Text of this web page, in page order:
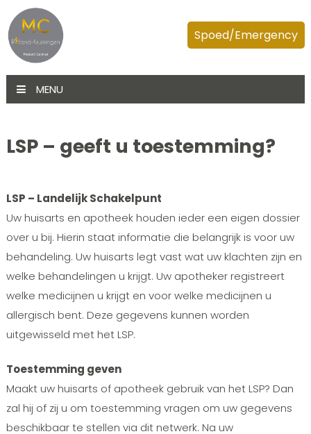
Spoed/Emergency
MENU
LSP – geeft u toestemming?
LSP – Landelijk Schakelpunt
Uw huisarts en apotheek houden ieder een eigen dossier
over u bij. Hierin staat informatie die belangrijk is voor uw
behandeling. Uw huisarts legt vast wat uw klachten zijn en
welke behandelingen u krijgt. Uw apotheker registreert
welke medicijnen u krijgt en voor welke medicijnen u
allergisch bent. Deze gegevens kunnen worden
uitgewisseld met het LSP.
Toestemming geven
Maakt uw huisarts of apotheek gebruik van het LSP? Dan
zal hij of zij u om toestemming vragen om uw gegevens
beschikbaar te stellen via dit netwerk. Na uw